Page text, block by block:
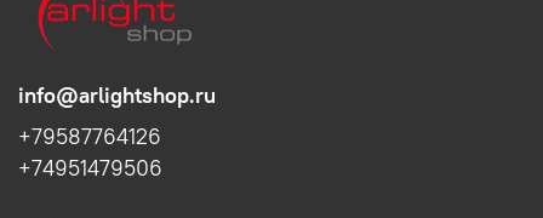
info@arlightshop.ru
+79587764126
+74951479506